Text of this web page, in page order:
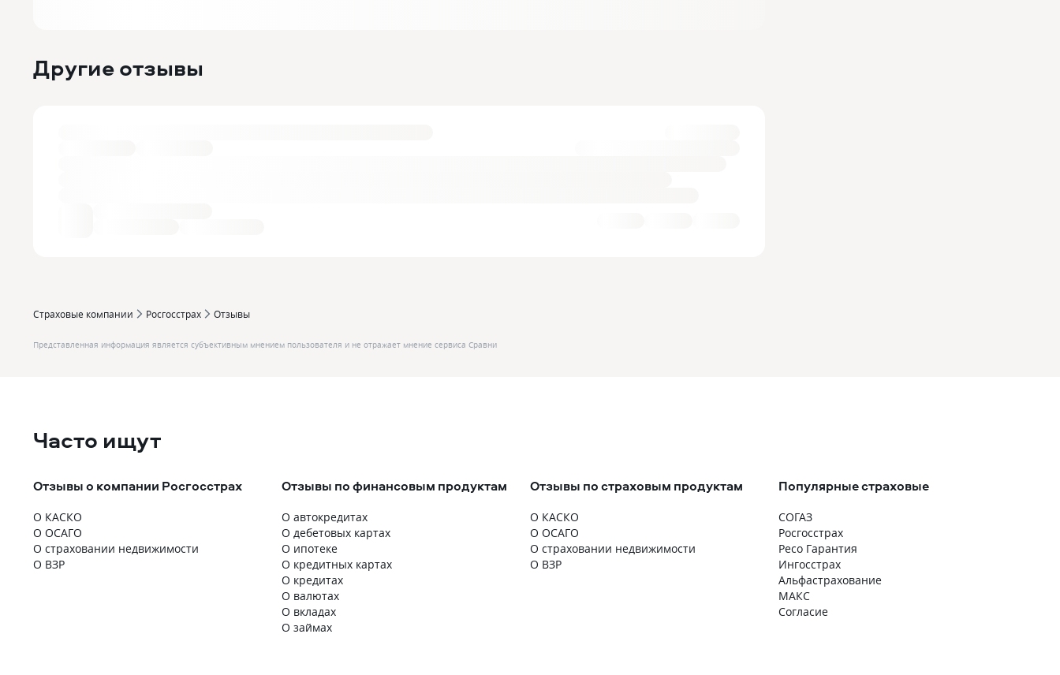
Другие отзывы
Страховые компании Росгосстрах Отзывы
Представленная информация является субъективным мнением пользователя и не отражает мнение сервиса Сравни
Часто ищут
Отзывы о компании Росгосстрах
О КАСКО
О ОСАГО
О страховании недвижимости
О ВЗР
Отзывы по финансовым продуктам
О автокредитах
О дебетовых картах
О ипотеке
О кредитных картах
О кредитах
О валютах
О вкладах
О займах
Отзывы по страховым продуктам
О КАСКО
О ОСАГО
О страховании недвижимости
О ВЗР
Популярные страховые
СОГАЗ
Росгосстрах
Ресо Гарантия
Ингосстрах
Альфастрахование
МАКС
Согласие